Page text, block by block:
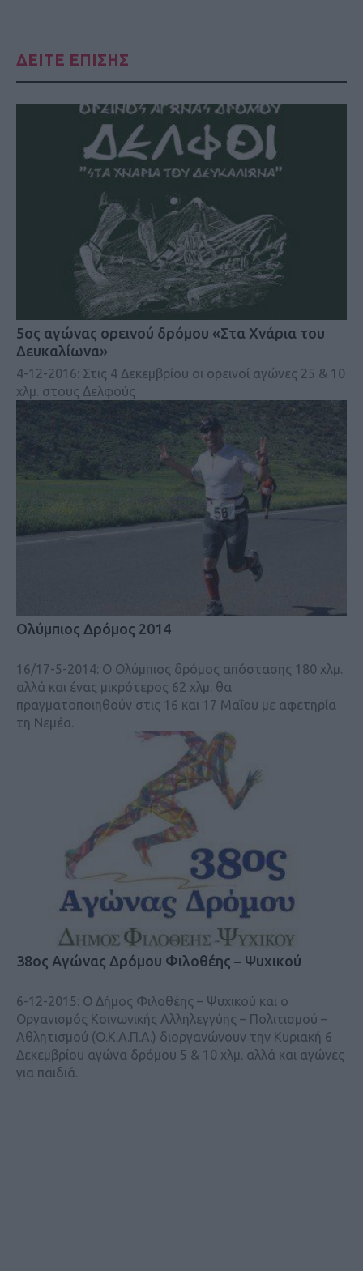
ΔΕΙΤΕ ΕΠΙΣΗΣ
5ος αγώνας ορεινού δρόμου «Στα Χνάρια του
Δευκαλίωνα»
4-12-2016: Στις 4 Δεκεμβρίου οι ορεινοί αγώνες 25 & 10
χλμ. στους Δελφούς
Oλύμπιος Δρόμος 2014
16/17-5-2014: Ο Oλύμπιος δρόμος απόστασης 180 χλμ.
αλλά και ένας μικρότερος 62 χλμ. θα
πραγματοποιηθούν στις 16 και 17 Μαΐου με αφετηρία
τη Νεμέα.
38ος Αγώνας Δρόμου Φιλοθέης – Ψυχικού
6-12-2015: Ο Δήμος Φιλοθέης – Ψυχικού και ο
Οργανισμός Κοινωνικής Αλληλεγγύης – Πολιτισμού –
Αθλητισμού (Ο.Κ.Α.Π.Α.) διοργανώνουν την Κυριακή 6
Δεκεμβρίου αγώνα δρόμου 5 & 10 χλμ. αλλά και αγώνες
για παιδιά.